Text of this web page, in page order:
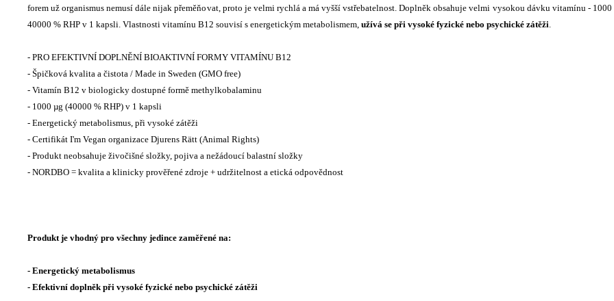
forem už organismus nemusí dále nijak přeměňovat, proto je velmi rychlá a má vyšší vstřebatelnost. Doplněk obsahuje velmi vysokou dávku vitamínu - 1000
40000 % RHP v 1 kapsli. Vlastnosti vitamínu B12 souvisí s energetickým metabolismem, užívá se při vysoké fyzické nebo psychické zátěži.
- PRO EFEKTIVNÍ DOPLNĚNÍ BIOAKTIVNÍ FORMY VITAMÍNU B12
- Špičková kvalita a čistota / Made in Sweden (GMO free)
- Vitamín B12 v biologicky dostupné formě methylkobalaminu
- 1000 µg (40000 % RHP) v 1 kapsli
- Energetický metabolismus, při vysoké zátěži
- Certifikát I'm Vegan organizace Djurens Rätt (Animal Rights)
- Produkt neobsahuje živočišné složky, pojiva a nežádoucí balastní složky
- NORDBO = kvalita a klinicky prověřené zdroje + udržitelnost a etická odpovědnost
Produkt je vhodný pro všechny jedince zaměřené na:
- Energetický metabolismus
- Efektivní doplněk při vysoké fyzické nebo psychické zátěži